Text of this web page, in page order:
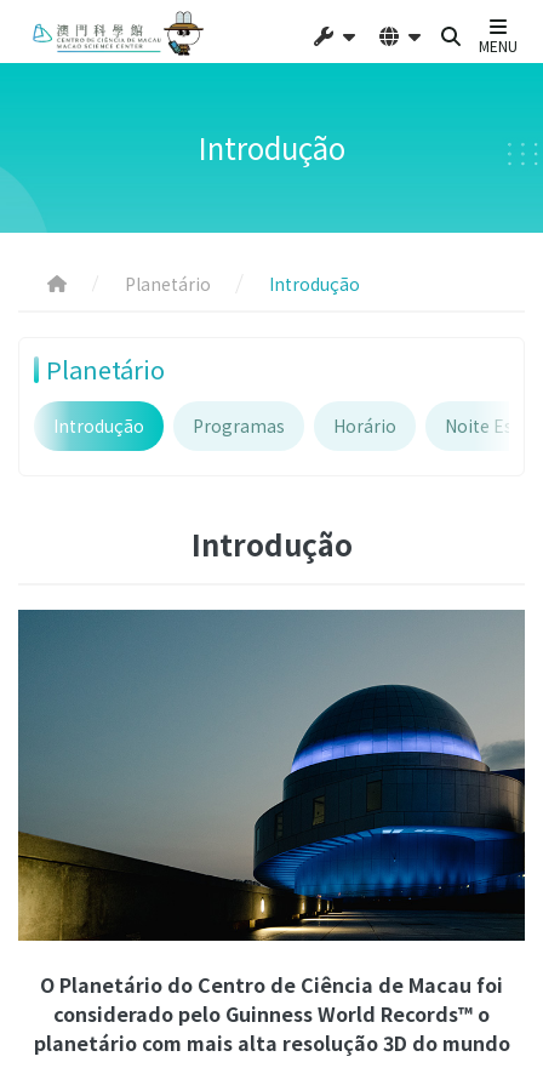
MENU
Introdução
Planetário Introdução
Planetário
Introdução Programas Horário Noite
Introdução
O Planetário do Centro de Ciência de Macau foi
considerado pelo Guinness World Records™ o
planetário com mais alta resolução 3D do mundo